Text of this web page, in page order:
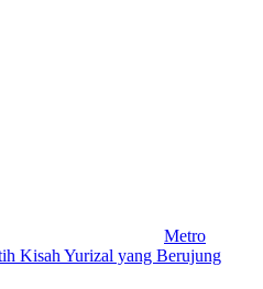
Metro
Kisah Yurizal yang Berujung